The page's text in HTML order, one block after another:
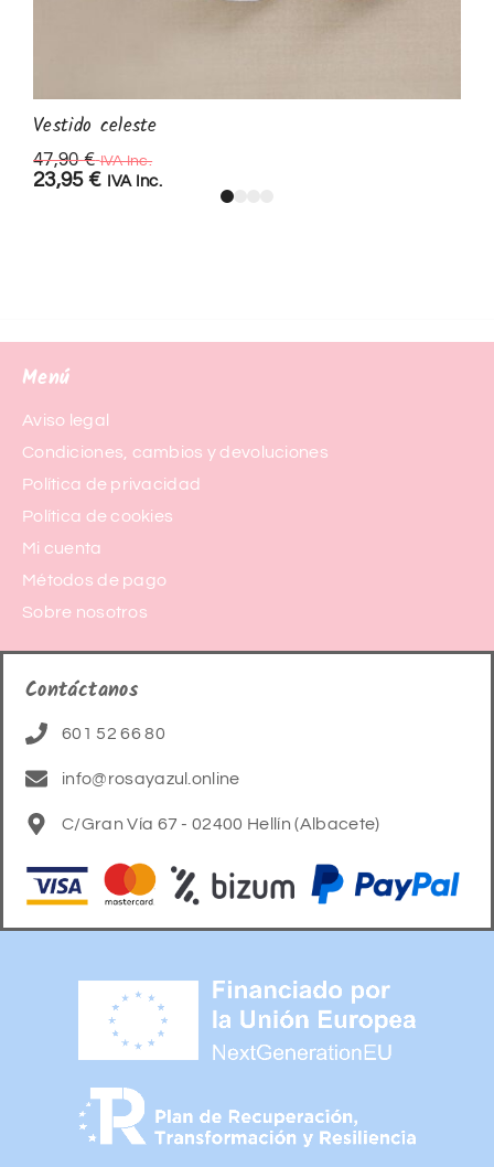
Vestido celeste
47,90€ IVA Inc.
23,95 € IVA Inc.
Menú
Aviso legal
Condiciones, cambios y devoluciones
Política de privacidad
Política de cookies
Mi cuenta
Métodos de pago
Sobre nosotros
Contáctanos
601 52 66 80
info@rosayazul.online
C/Gran Vía 67 - 02400 Hellín (Albacete)